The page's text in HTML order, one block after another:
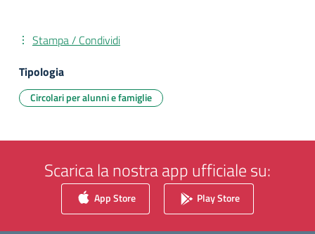
Stampa / Condividi
Tipologia
Circolari per alunni e famiglie
Scarica la nostra app ufficiale su:
App Store Play Store